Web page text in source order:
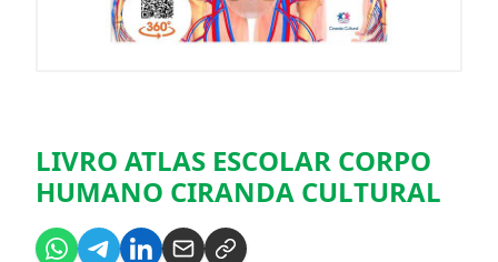
LIVRO ATLAS ESCOLAR CORPO
HUMANO CIRANDA CULTURAL